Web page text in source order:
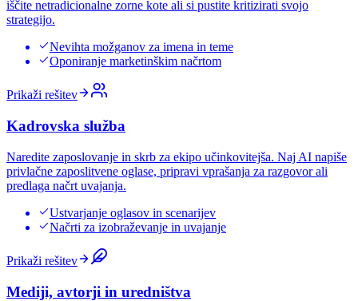
iščite netradicionalne zorne kote ali si pustite kritizirati svojo
strategijo.
Nevihta možganov za imena in teme
Oponiranje marketinškim načrtom
Prikaži rešitev
Kadrovska služba
Naredite zaposlovanje in skrb za ekipo učinkovitejša. Naj AI napiše
privlačne zaposlitvene oglase, pripravi vprašanja za razgovor ali
predlaga načrt uvajanja.
Ustvarjanje oglasov in scenarijev
Načrti za izobraževanje in uvajanje
Prikaži rešitev
Mediji, avtorji in uredništva